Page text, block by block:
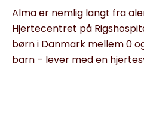
Alma er nemlig langt fra
Hjertecentret på
børn i Danmark mellem 0
barn – lever med en